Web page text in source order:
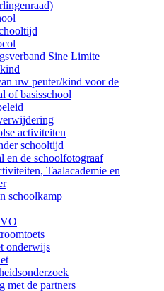
Sine Limite
uw peuter/kind voor de
of basisschool
activiteiten
schooltijd
en de schoolfotograaf
Taalacademie en
schoolkamp
onderwijs
met de partners